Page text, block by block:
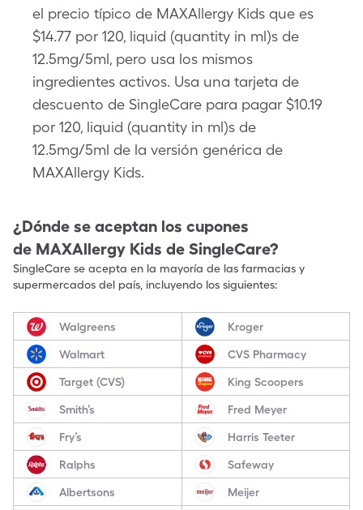
el precio típico de MAXAllergy Kids que es
$14.77 por 120, liquid (quantity in ml)s de
12.5mg/5ml, pero usa los mismos
ingredientes activos. Usa una tarjeta de
descuento de SingleCare para pagar $10.19
por 120, liquid (quantity in ml)s de
12.5mg/5ml de la versión genérica de
MAXAllergy Kids.
¿Dónde se aceptan los cupones
de MAXAllergy Kids de SingleCare?
SingleCare se acepta en la mayoría de las farmacias y
supermercados del país, incluyendo los siguientes:
Walgreens Kroger
Walmart CVS Pharmacy
Target (CVS) King Scoopers
Smith’s Fred Meyer
Fry’s Harris Teeter
Ralphs Safeway
Albertsons Meijer